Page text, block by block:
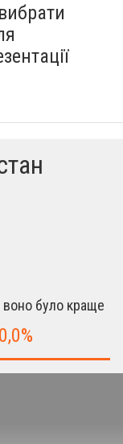
воно було краще